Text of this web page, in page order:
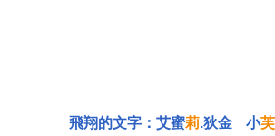
飛翔的文字：艾蜜莉.狄金
小芙